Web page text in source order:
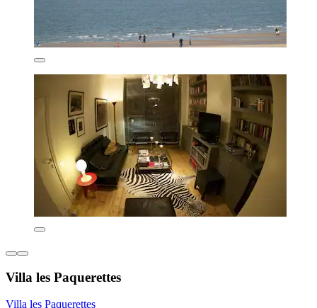
Villa les Paquerettes
Villa les Paquerettes